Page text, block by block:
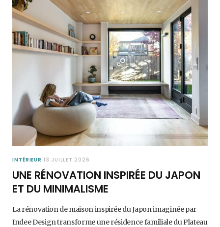
INTÉRIEUR 13 JUILLET 2026
UNE RÉNOVATION INSPIRÉE DU JAPON
ET DU MINIMALISME
La rénovation de maison inspirée du Japon imaginée par
Indee Design transforme une résidence familiale du Plateau